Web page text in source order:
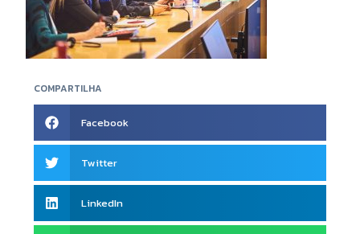
COMPARTILHA
Facebook
Twitter
LinkedIn